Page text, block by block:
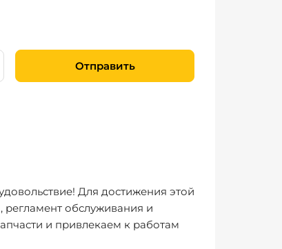
Отправить
Для достижения этой
обслуживания и
и привлекаем к работам